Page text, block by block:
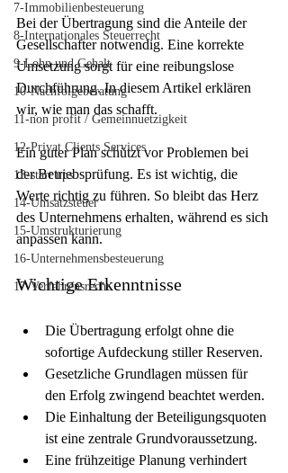
7-Immobilienbesteuerung
8-Internationales Steuerrecht
9-Lohn und Gehalt
10-Nachfolgeberatung
11-non profit / Gemeinnuetzigkeit
12-Privat Clients Services
13-start ups
14-Umsatzsteuer
15-Umstrukturierung
16-Unternehmensbesteuerung
17-Verfahrensrecht
Bei der Übertragung sind die Anteile der
Gesellschafter notwendig. Eine korrekte
Umsetzung sorgt für eine reibungslose
Durchführung. In diesem Artikel erklären
wir, wie man das schafft.
Ein guter Plan schützt vor Problemen bei
der Betriebsprüfung. Es ist wichtig, die
Werte richtig zu führen. So bleibt das Herz
des Unternehmens erhalten, während es sich
anpassen kann.
Wichtige Erkenntnisse
Die Übertragung erfolgt ohne die
sofortige Aufdeckung stiller Reserven.
Gesetzliche Grundlagen müssen für
den Erfolg zwingend beachtet werden.
Die Einhaltung der Beteiligungsquoten
ist eine zentrale Grundvoraussetzung.
Eine frühzeitige Planung verhindert